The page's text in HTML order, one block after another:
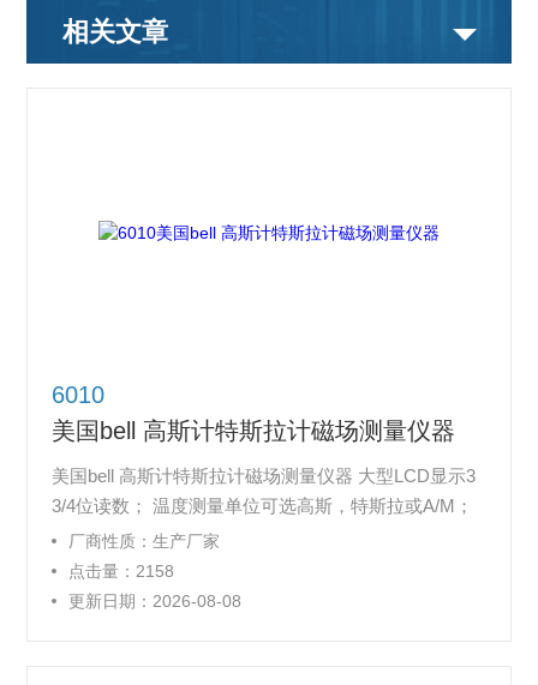
相关文章
6010
美国bell 高斯计特斯拉计磁场测量仪器
美国bell 高斯计特斯拉计磁场测量仪器 大型LCD显示3
3/4位读数； 温度测量单位可选高斯，特斯拉或A/M；
峰值保持极大值极小值保持； 温度补偿探头内置充电
电池； 自动量程自动零点/自动校验； RS-232接口兼
容其它型号探头(用探头适配器)； 校正的模拟量输出通
厂商性质：生产厂家
点击量：2158
更新日期：2026-08-08